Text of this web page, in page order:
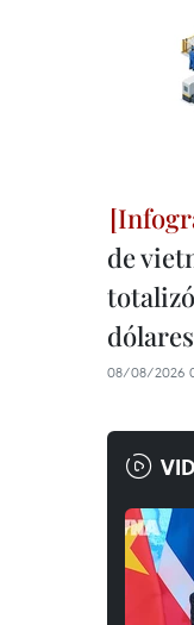
de
08/08/2026